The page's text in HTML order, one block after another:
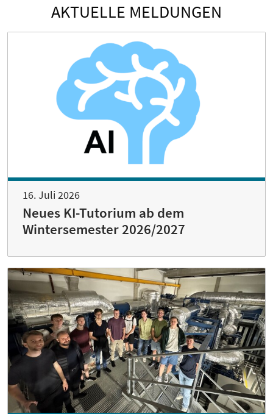
AKTUELLE MELDUNGEN
16. Juli 2026
Neues KI-Tutorium ab dem
Wintersemester 2026/2027